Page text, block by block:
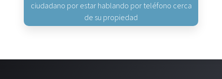
ciudadano por estar hablando por teléfono cerca
de su propiedad